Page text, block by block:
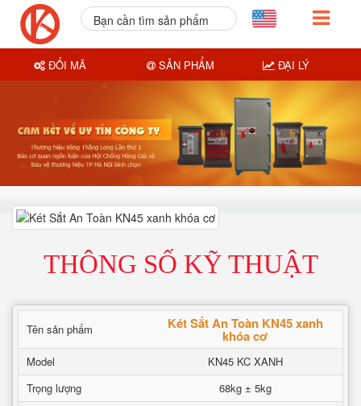
THÔNG SỐ KỸ THUẬT
Tên sản phẩm Két Sắt An Toàn KN45 xanh
khóa cơ
Model
KN45 KC XANH
Trọng lượng
68kg ± 5kg
Bạn cần tìm sản phẩm
ĐỔI MÃ SẢN PHẨM ĐẠI LÝ